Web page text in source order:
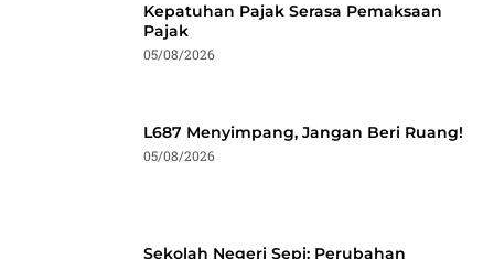
Kepatuhan Pajak Serasa Pemaksaan
Pajak
05/08/2026
L687 Menyimpang, Jangan Beri Ruang!
05/08/2026
Sekolah Negeri Sepi: Perubahan